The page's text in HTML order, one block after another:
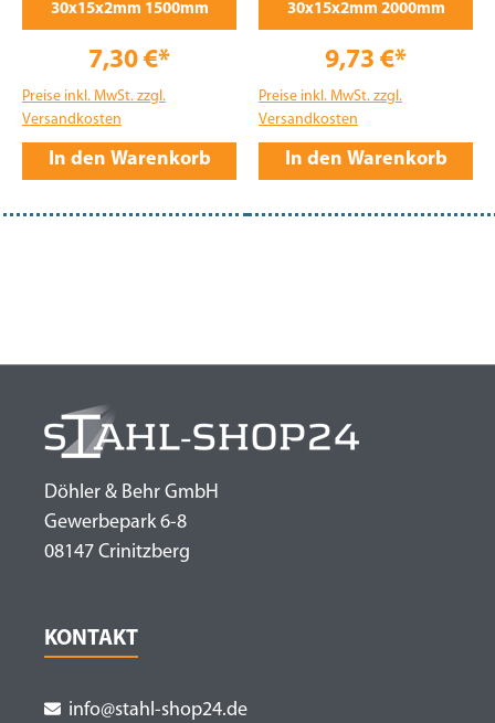
30x15x2mm 1500mm
7,30 €*
Preise inkl. MwSt. zzgl.
Versandkosten
In den Warenkorb
30x15x2mm 2000mm
9,73 €*
Preise inkl. MwSt. zzgl.
Versandkosten
In den Warenkorb
Döhler & Behr GmbH
Gewerbepark 6-8
08147 Crinitzberg
KONTAKT
info@stahl-shop24.de